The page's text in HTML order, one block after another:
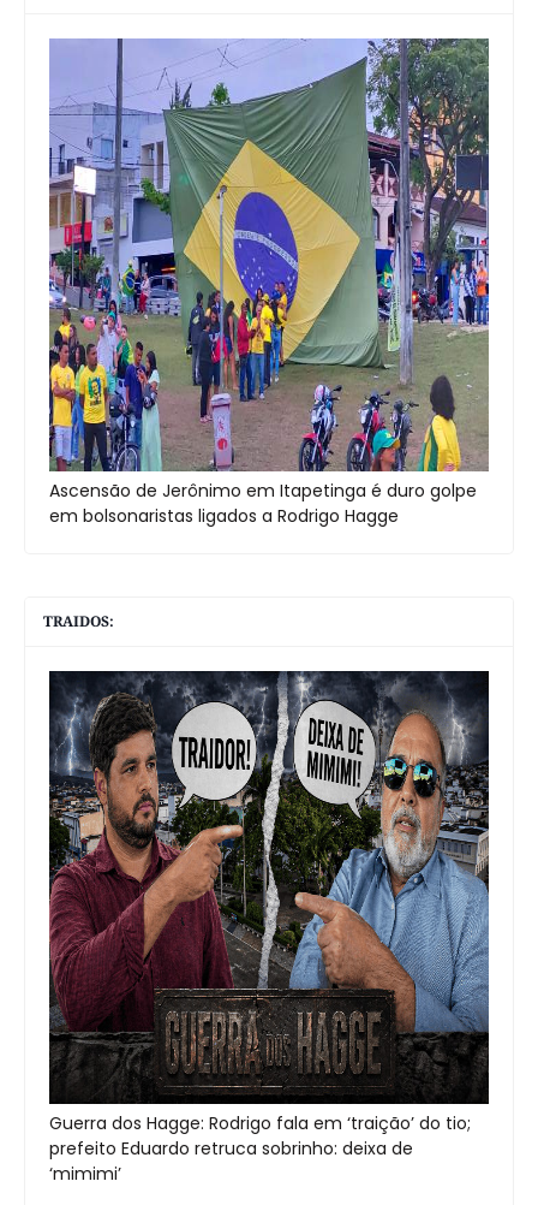
Ascensão de Jerônimo em Itapetinga é duro golpe
em bolsonaristas ligados a Rodrigo Hagge
TRAIDOS:
Guerra dos Hagge: Rodrigo fala em ‘traição’ do tio;
prefeito Eduardo retruca sobrinho: deixa de
‘mimimi’